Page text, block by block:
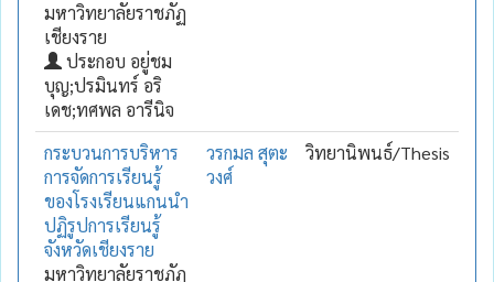
มหาวิทยาลัยราชภัฏ
เชียงราย
ประกอบ อยู่ชม
บุญ;ปรมินทร์ อริ
เดช;ทศพล อารีนิจ
กระบวนการบริหาร
การจัดการเรียนรู้
ของโรงเรียนแกนนำ
ปฏิรูปการเรียนรู้
จังหวัดเชียงราย
มหาวิทยาลัยราชภัฏ
วรกมล สุตะ
วงศ์
วิทยานิพนธ์/Thesis